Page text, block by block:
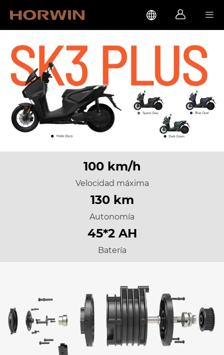
  
100 km/h
Velocidad máxima
130 km
Autonomía
45*2 AH
Batería